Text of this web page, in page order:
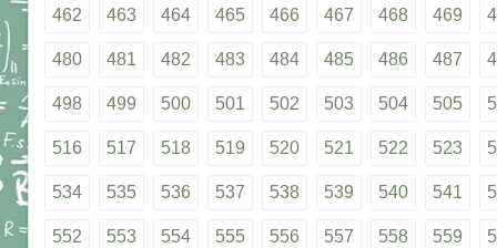
462 463 464 465 466 467 468 469
480 481 482 483 484 485 486 487
498 499 500 501 502 503 504 505
516 517 518 519 520 521 522 523
534 535 536 537 538 539 540 541
552 553 554 555 556 557 558 559